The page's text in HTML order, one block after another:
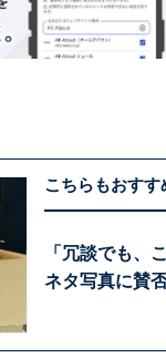
こちらもおすす
「冗談でも、
ネタ写真に賛